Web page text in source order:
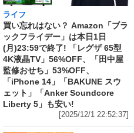
ライフ
買い忘れはない？ Amazon「ブラ
ックフライデー」は本日1日
(月)23:59で終了! 「レグザ 65型
4K液晶TV」56%OFF、「田中屋
監修おせち」53%OFF、
「iPhone 14」「BAKUNE スウ
ェット」「Anker Soundcore
Liberty 5」も安い!
[2025/12/1 22:52:37]